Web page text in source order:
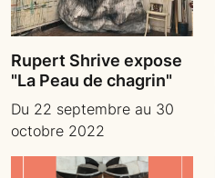
Rupert Shrive expose
"La Peau de chagrin"
Du 22 septembre au 30
octobre 2022